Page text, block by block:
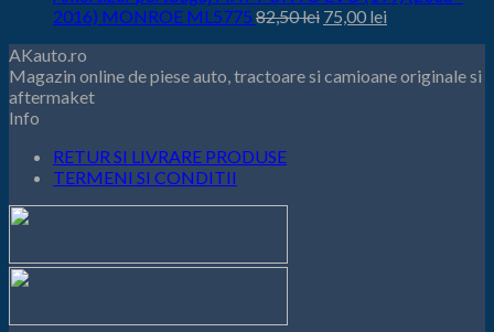
2016) MONROE ML5775 82,50lei Prețul
fost:
75,00 lei
75,00 lei.
AKauto.ro
Magazin online de piese auto, tractoare si camioane originale si
aftermaket
Info
RETUR SI LIVRARE PRODUSE
TERMENI SI CONDITII